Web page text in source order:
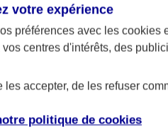
Quelle assurance ?
La responsabilité civile de
accidents de la vie) que
votre expérience
préférences avec les cookies
centres d'intérêts, des
les accepter, de les refuser
politique de cookies